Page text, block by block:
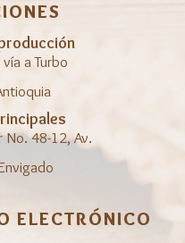
a Turbo
No. 48-12, Av.
ELECTRÓNICO